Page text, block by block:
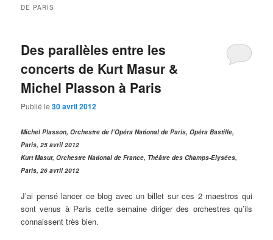
DE PARIS
Des parallèles entre les
concerts de Kurt Masur &
Michel Plasson à Paris
Publié le30 avril 2012
Michel Plasson, Orchestre de l’Opéra National de Paris, Opéra Bastille,
Paris, 25 avril 2012
Kurt Masur, Orchestre National de France, Théâtre des Champs-Elysées,
Paris, 26 avril 2012
J’ai pensé lancer ce blog avec un billet sur ces 2 maestros qui
sont venus à Paris cette semaine diriger des orchestres qu’ils
connaissent très bien.